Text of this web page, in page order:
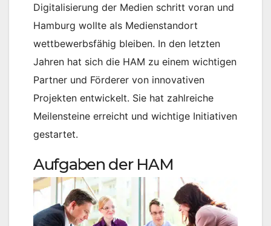
Digitalisierung der Medien schritt voran und
Hamburg wollte als Medienstandort
wettbewerbsfähig bleiben. In den letzten
Jahren hat sich die HAM zu einem wichtigen
Partner und Förderer von innovativen
Projekten entwickelt. Sie hat zahlreiche
Meilensteine erreicht und wichtige Initiativen
gestartet.
Aufgaben der HAM